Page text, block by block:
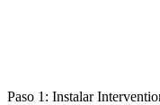
Paso 1: Instalar